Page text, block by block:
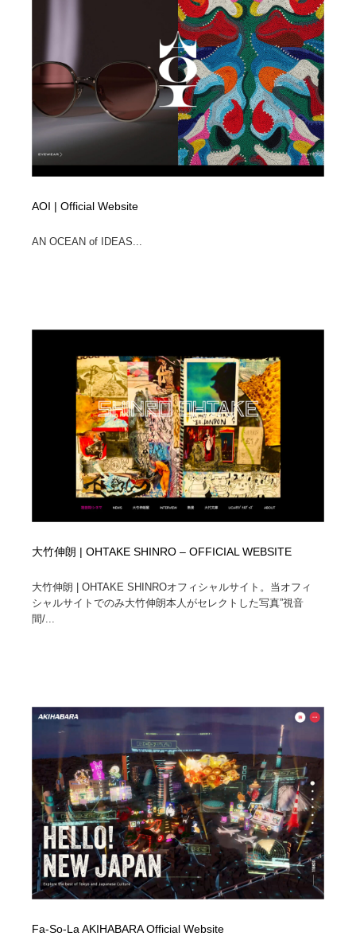
AOI | Official Website
AN OCEAN of IDEAS...
大竹伸朗 | OHTAKE SHINRO – OFFICIAL WEBSITE
大竹伸朗 | OHTAKE SHINROオフィシャルサイト。当オフィ
シャルサイトでのみ大竹伸朗本人がセレクトした写真”視音
間/...
Fa-So-La AKIHABARA Official Website